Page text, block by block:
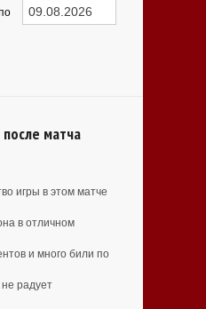
матча
игры в этом матче
в отличном
и много били по
радует